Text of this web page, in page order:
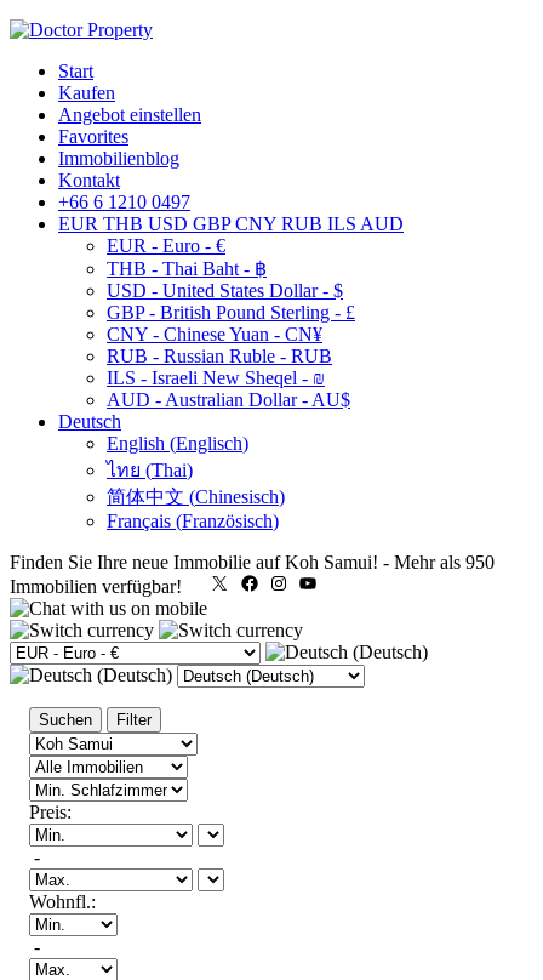
Start
Kaufen
Angebot einstellen
Favorites
Immobilienblog
Kontakt
+66 6 1210 0497
EUR THB USD GBP CNY RUB ILS AUD
EUR - Euro - €
THB - Thai Baht - ฿
USD - United States Dollar - $
GBP - British Pound Sterling - £
CNY - Chinese Yuan - CN¥
RUB - Russian Ruble - RUB
ILS - Israeli New Sheqel - ₪
AUD - Australian Dollar - AU$
Deutsch
English (Englisch)
ไทย (Thai)
简体中文 (Chinesisch)
Français (Französisch)
Finden Sie Ihre neue Immobilie auf Koh Samui! - Mehr als 950
Immobilien verfügbar!
X FacebookInstagram
Suchen Filter
Preis:
-
Wohnfl.:
-